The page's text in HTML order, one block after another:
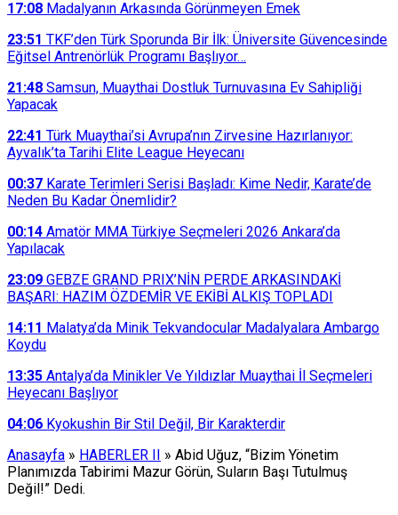
17:08 Madalyanın Arkasında Görünmeyen Emek
23:51 TKF’den Türk Sporunda Bir İlk: Üniversite Güvencesinde
Eğitsel Antrenörlük Programı Başlıyor…
21:48 Samsun, Muaythai Dostluk Turnuvasına Ev Sahipliği
Yapacak
22:41 Türk Muaythai’si Avrupa’nın Zirvesine Hazırlanıyor:
Ayvalık’ta Tarihi Elite League Heyecanı
00:37 Karate Terimleri Serisi Başladı: Kime Nedir, Karate’de
Neden Bu Kadar Önemlidir?
00:14 Amatör MMA Türkiye Seçmeleri 2026 Ankara’da
Yapılacak
23:09 GEBZE GRAND PRIX’NİN PERDE ARKASINDAKİ
BAŞARI: HAZIM ÖZDEMİR VE EKİBİ ALKIŞ TOPLADI
14:11 Malatya’da Minik Tekvandocular Madalyalara Ambargo
Koydu
13:35 Antalya’da Minikler Ve Yıldızlar Muaythai İl Seçmeleri
Heyecanı Başlıyor
04:06 Kyokushin Bir Stil Değil, Bir Karakterdir
Anasayfa » HABERLER II » Abid Uğuz, “Bizim Yönetim
Planımızda Tabirimi Mazur Görün, Suların Başı Tutulmuş
Değil!” Dedi.